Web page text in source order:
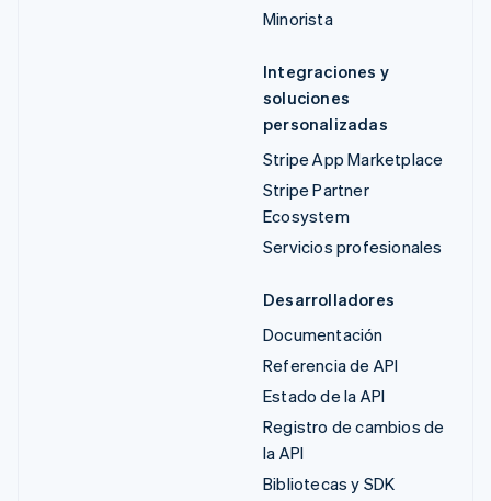
Minorista
Integraciones y
soluciones
personalizadas
Stripe App Marketplace
Stripe Partner
Ecosystem
Servicios profesionales
Desarrolladores
Documentación
Referencia de API
Estado de la API
Registro de cambios de
la API
Bibliotecas y SDK